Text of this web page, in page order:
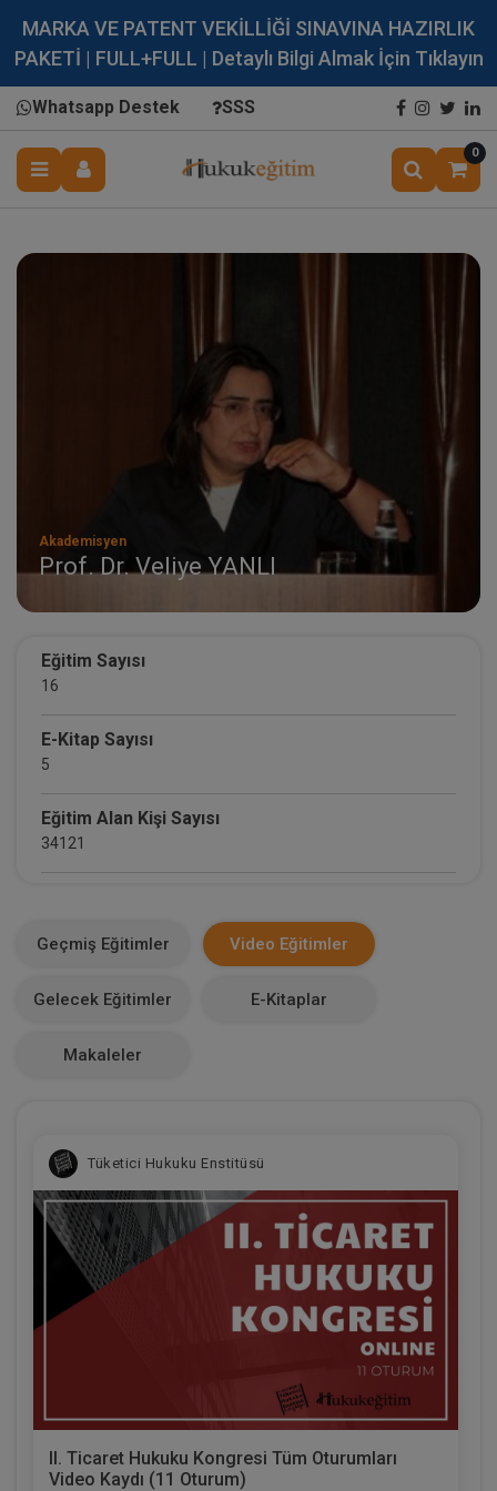
MARKA VE PATENT VEKİLLİĞİ SINAVINA HAZIRLIK
PAKETİ | FULL+FULL | Detaylı Bilgi Almak İçin Tıklayın
Whatsapp Destek SSS
0
Akademisyen
Prof. Dr. Veliye YANLI
Eğitim Sayısı
16
E-Kitap Sayısı
5
Eğitim Alan Kişi Sayısı
34121
0
Geçmiş Eğitimler Video Eğitimler
Gelecek Eğitimler E-Kitaplar
Makaleler
Tüketici Hukuku Enstitüsü
II. Ticaret Hukuku Kongresi Tüm Oturumları
Video Kaydı (11 Oturum)